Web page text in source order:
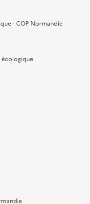
- COP Normandie
écologique